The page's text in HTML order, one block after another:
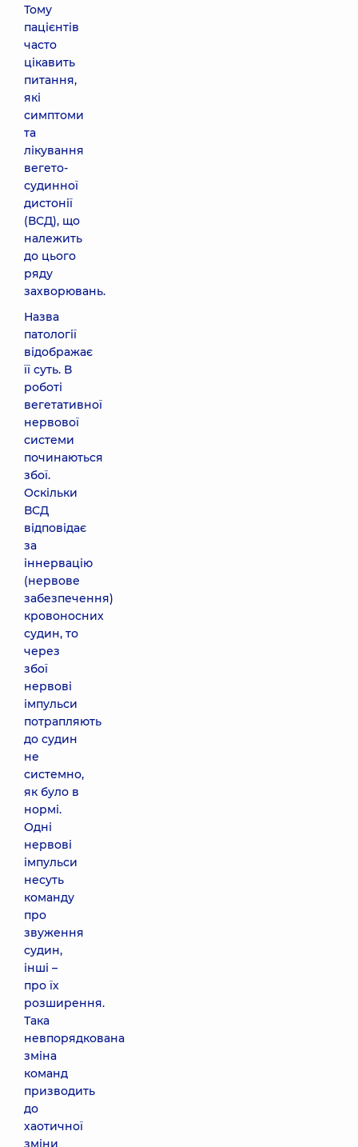
Тому
пацієнтів
часто
цікавить
питання,
які
симптоми
та
лікування
вегето-
судинної
дистонії
(ВСД), що
належить
до цього
ряду
захворювань.
Назва
патології
відображає
її суть. В
роботі
вегетативної
нервової
системи
починаються
збої.
Оскільки
ВСД
відповідає
за
іннервацію
(нервове
забезпечення)
кровоносних
судин, то
через
збої
нервові
імпульси
потрапляють
до судин
не
системно,
як було в
нормі.
Одні
нервові
імпульси
несуть
команду
про
звуження
судин,
інші –
про їх
розширення.
Така
невпорядкована
зміна
команд
призводить
до
хаотичної
зміни